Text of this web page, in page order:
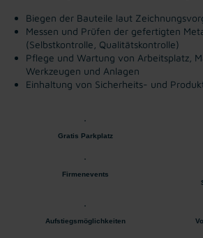
Biegen der Bauteile laut
Messen und Prüfen der gefertigten
(Selbstkontrolle, Qualitätskontrolle)
Pflege und Wartung von Arbeitsplatz,
Werkzeugen und Anlagen
Einhaltung von Sicherheits- und
Gratis Parkplatz
Firmenevents
Aufstiegsmöglichkeiten